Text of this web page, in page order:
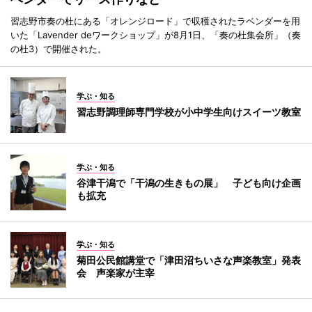
習志野市奏の杜にある「オレンジロード」で収穫されたラベンダーを用
いた「Lavender deワークショップ」が8月1日、「奏の杜集会所」（奏
の杜3）で開催された。
学ぶ・知る
習志野調理師専門学校が小中学生向けスイーツ教室
学ぶ・知る
谷津干潟で「干潟の生きもの展」 子ども向け企画
も拡充
学ぶ・知る
菊田公民館講堂で「津田沼ちいさな声楽教室」発表
会 声楽家が主宰